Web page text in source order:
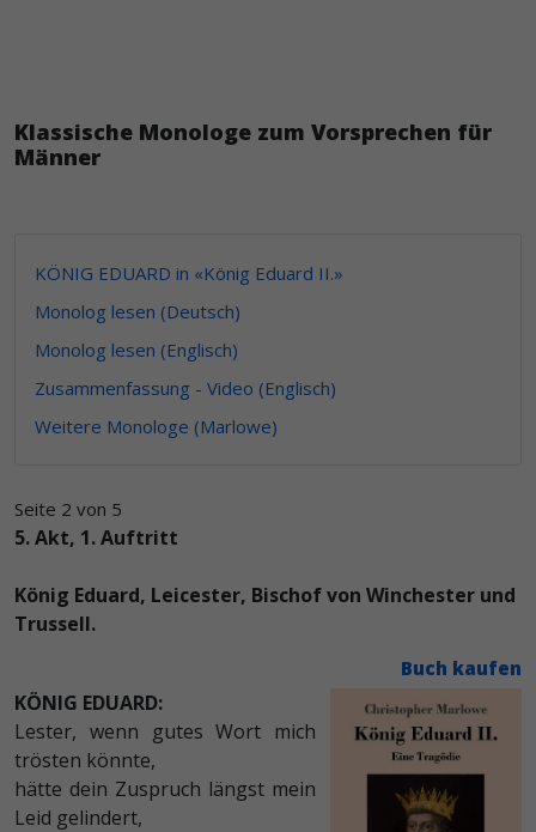
Klassische Monologe zum Vorsprechen für
Männer
KÖNIG EDUARD in «König Eduard II.»
Monolog lesen (Deutsch)
Monolog lesen (Englisch)
Zusammenfassung - Video (Englisch)
Weitere Monologe (Marlowe)
Seite 2 von 5
5. Akt, 1. Auftritt
König Eduard, Leicester, Bischof von Winchester und
Trussell.
Buch kaufen
KÖNIG EDUARD:
Lester, wenn gutes Wort mich
trösten könnte,
hätte dein Zuspruch längst mein
Leid gelindert,